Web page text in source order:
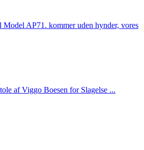
AP71. kommer uden hynder, vores
af Viggo Boesen for Slagelse ...